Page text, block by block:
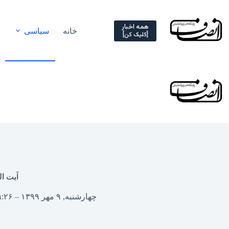
content
همه اخبار
[کلیک کن] خانه سیاسی
آیت
چهارشنبه, ۹ مهر ۱۳۹۹ – ۰۹:۲۶